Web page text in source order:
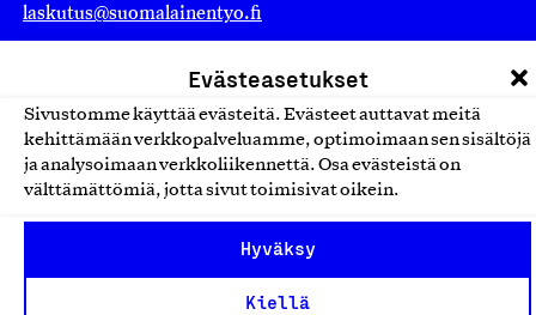
Evästeasetukset
Sivustomme käyttää evästeitä. Evästeet auttavat meitä
kehittämään verkkopalveluamme, optimoimaan sen sisältöjä
ja analysoimaan verkkoliikennettä. Osa evästeistä on
välttämättömiä, jotta sivut toimisivat oikein.
Hyväksy
Kiellä
laskutus@suomalainentyo.fi
Avainlippu